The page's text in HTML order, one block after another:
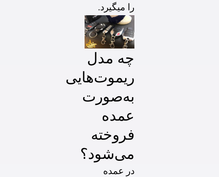
را میگیرد.
چه مدل
ریموت‌هایی
به‌صورت
عمده
فروخته
می‌شود؟
در عمده